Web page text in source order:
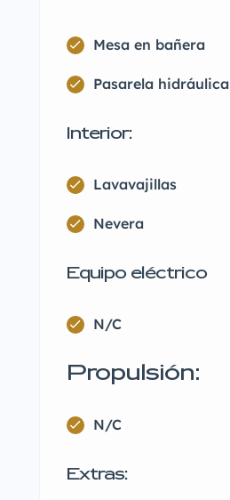
Mesa en bañera
Pasarela hidráulica
Interior:
Lavavajillas
Nevera
Equipo eléctrico
N/C
Propulsión:
N/C
Extras: